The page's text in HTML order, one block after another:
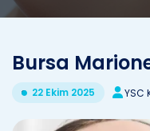
Bursa
22 Ekim 2025 YSC